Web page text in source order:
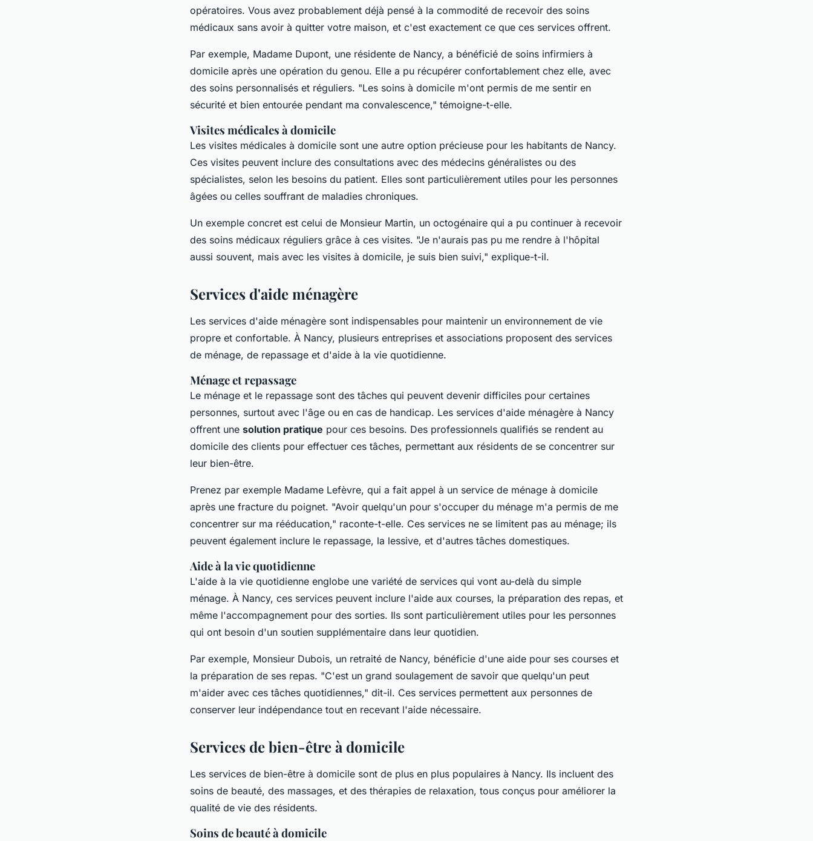
opératoires. Vous avez probablement déjà pensé à la commodité de recevoir des soins
médicaux sans avoir à quitter votre maison, et c'est exactement ce que ces services offrent.
Par exemple, Madame Dupont, une résidente de Nancy, a bénéficié de soins infirmiers à
domicile après une opération du genou. Elle a pu récupérer confortablement chez elle, avec
des soins personnalisés et réguliers. "Les soins à domicile m'ont permis de me sentir en
sécurité et bien entourée pendant ma convalescence," témoigne-t-elle.
Visites médicales à domicile
Les visites médicales à domicile sont une autre option précieuse pour les habitants de Nancy.
Ces visites peuvent inclure des consultations avec des médecins généralistes ou des
spécialistes, selon les besoins du patient. Elles sont particulièrement utiles pour les personnes
âgées ou celles souffrant de maladies chroniques.
Un exemple concret est celui de Monsieur Martin, un octogénaire qui a pu continuer à recevoir
des soins médicaux réguliers grâce à ces visites. "Je n'aurais pas pu me rendre à l'hôpital
aussi souvent, mais avec les visites à domicile, je suis bien suivi," explique-t-il.
Services d'aide ménagère
Les services d'aide ménagère sont indispensables pour maintenir un environnement de vie
propre et confortable. À Nancy, plusieurs entreprises et associations proposent des services
de ménage, de repassage et d'aide à la vie quotidienne.
Ménage et repassage
Le ménage et le repassage sont des tâches qui peuvent devenir difficiles pour certaines
personnes, surtout avec l'âge ou en cas de handicap. Les services d'aide ménagère à Nancy
offrent une solution pratique pour ces besoins. Des professionnels qualifiés se rendent au
domicile des clients pour effectuer ces tâches, permettant aux résidents de se concentrer sur
leur bien-être.
Prenez par exemple Madame Lefèvre, qui a fait appel à un service de ménage à domicile
après une fracture du poignet. "Avoir quelqu'un pour s'occuper du ménage m'a permis de me
concentrer sur ma rééducation," raconte-t-elle. Ces services ne se limitent pas au ménage; ils
peuvent également inclure le repassage, la lessive, et d'autres tâches domestiques.
Aide à la vie quotidienne
L'aide à la vie quotidienne englobe une variété de services qui vont au-delà du simple
ménage. À Nancy, ces services peuvent inclure l'aide aux courses, la préparation des repas, et
même l'accompagnement pour des sorties. Ils sont particulièrement utiles pour les personnes
qui ont besoin d'un soutien supplémentaire dans leur quotidien.
Par exemple, Monsieur Dubois, un retraité de Nancy, bénéficie d'une aide pour ses courses et
la préparation de ses repas. "C'est un grand soulagement de savoir que quelqu'un peut
m'aider avec ces tâches quotidiennes," dit-il. Ces services permettent aux personnes de
conserver leur indépendance tout en recevant l'aide nécessaire.
Services de bien-être à domicile
Les services de bien-être à domicile sont de plus en plus populaires à Nancy. Ils incluent des
soins de beauté, des massages, et des thérapies de relaxation, tous conçus pour améliorer la
qualité de vie des résidents.
Soins de beauté à domicile